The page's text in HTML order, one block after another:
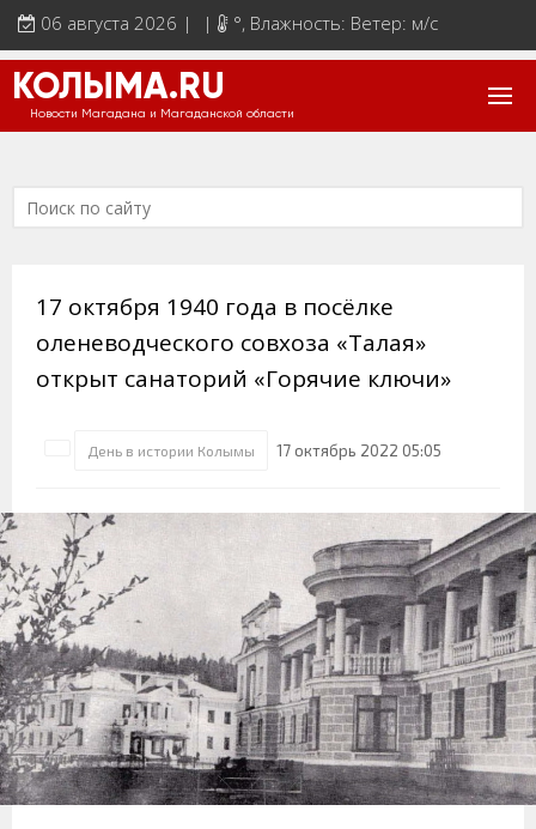
06 августа 2026 | | °, Влажность: Ветер: м/с
КОЛЫМА.RU
Новости Магадана и Магаданской области
17 октября 1940 года в посёлке
оленеводческого совхоза «Талая»
открыт санаторий «Горячие ключи»
День в истории Колымы 17 октябрь 2022 05:05